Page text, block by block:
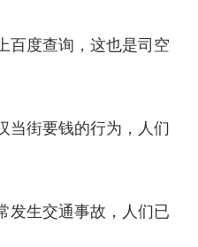
百度查询，这也是司空
当街要钱的行为，人们
发生交通事故，人们已